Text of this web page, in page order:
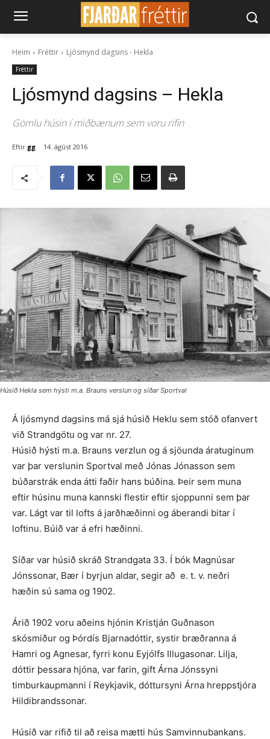
Heim Fréttir Ljósmynd dagsins - Hekla
Fréttir
Ljósmynd dagsins – Hekla
Gömlu húsin í miðbænum sem voru rifin
Eftir gg 14. ágúst 2016
Húsið Hekla sem hýsti m.a. Brauns verslun og síðar Sportval
Á ljósmynd dagsins má sjá húsið Heklu sem stóð ofanvert
við Strandgötu og var nr. 27.
Húsið hýsti m.a. Brauns verzlun og á sjöunda áratuginum
var þar verslunin Sportval með Jónas Jónasson sem
búðarstrák enda átti faðir hans búðina. Þeir sem muna
eftir húsinu muna kannski flestir eftir sjoppunni sem þar
var. Lágt var til lofts á jarðhæðinni og áberandi bitar í
loftinu. Búið var á efri hæðinni.
Síðar var húsið skráð Strandgata 33. Í bók Magnúsar
Jónssonar, Bær í byrjun aldar, segir að e. t. v. neðri
hæðin sú sama og 1902.
Árið 1902 voru aðeins hjónin Kristján Guðnason
skósmiður og Þórdís Bjarnadóttir, systir bræðranna á
Hamri og Agnesar, fyrri konu Eyjólfs Illugasonar. Lilja,
dóttir þessara hjóna, var farin, gift Árna Jónssyni
timburkaupmanni í Reykjavik, dóttursyni Árna hreppstjóra
Hildibrandssonar.
Húsið var rifið til að reisa mætti hús Samvinnubankans.